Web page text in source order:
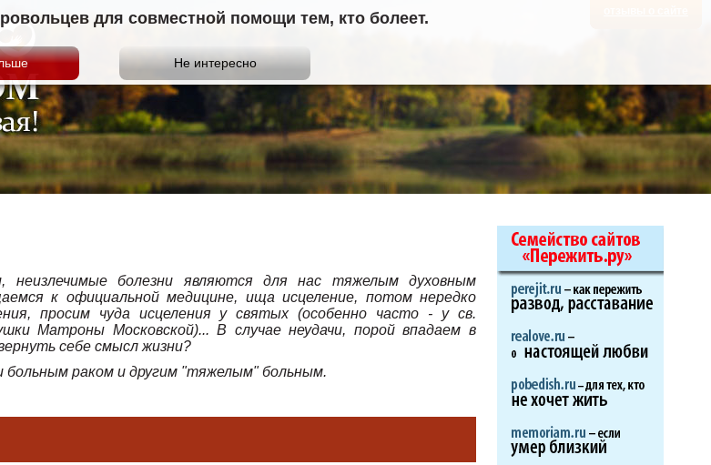
для совместной помощи тем, кто болеет.
неизлечимые болезни являются для нас тяжелым духовным
к официальной медицине, ища исцеление, потом нередко
просим чуда исцеления у святых (особенно часто - у св.
Матроны Московской)... В случае неудачи, порой впадаем в
себе смысл жизни?
больным раком и другим "тяжелым" больным.